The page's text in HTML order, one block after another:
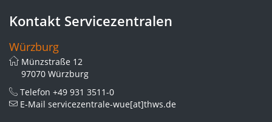
Kontakt Servicezentralen
Würzburg
Münzstraße 12
97070 Würzburg
Telefon +49 931 3511-0
E-Mail servicezentrale-wue[at]thws.de